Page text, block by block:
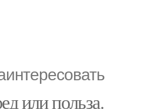
или польза.